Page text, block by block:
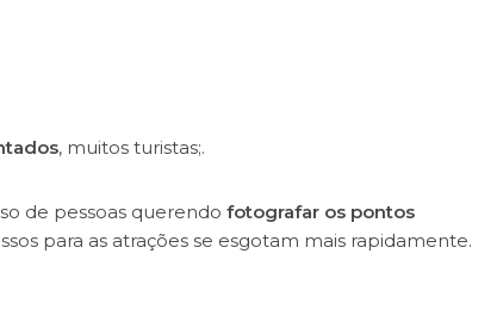
, muitos turistas;.
de pessoas querendo fotografar os pontos
para as atrações se esgotam mais rapidamente.